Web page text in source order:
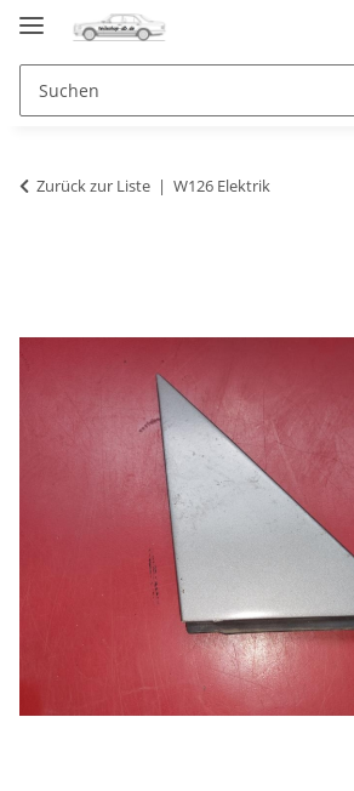
Zurück zur Liste W126 Elektrik